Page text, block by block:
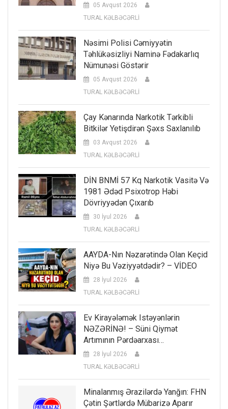
05 Avqust 2026
TURAL KƏLBƏCƏRLİ
Nəsimi Polisi Cəmiyyətin
Təhlükəsizliyi Naminə Fədakarlıq
Nümunəsi Göstərir
05 Avqust 2026
TURAL KƏLBƏCƏRLİ
Çay Kənarında Narkotik Tərkibli
Bitkilər Yetişdirən Şəxs Saxlanılıb
03 Avqust 2026
TURAL KƏLBƏCƏRLİ
DİN BNMİ 57 Kq Narkotik Vasitə Və
1981 Ədəd Psixotrop Həbi
Dövriyyədən Çıxarıb
30 İyul 2026
TURAL KƏLBƏCƏRLİ
AAYDA-Nın Nəzarətində Olan Keçid
Niyə Bu Vəziyyətdədir? – VİDEO
28 İyul 2026
TURAL KƏLBƏCƏRLİ
Ev Kirayələmək Istəyənlərin
NƏZƏRİNƏ! – Süni Qiymət
Artımının Pərdəarxası…
28 İyul 2026
TURAL KƏLBƏCƏRLİ
Minalanmış Ərazilərdə Yanğın: FHN
Çətin Şərtlərdə Mübarizə Aparır